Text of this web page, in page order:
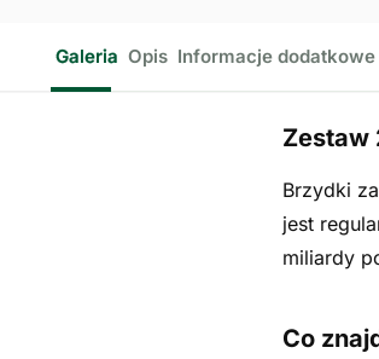
Galeria Opis Informacje dodatkowe
Zestaw
Brzydki
jest
miliardy
Co